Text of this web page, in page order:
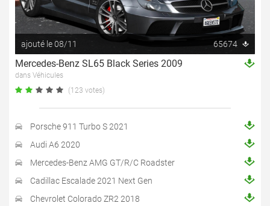
ajouté le 08/11 65674
Mercedes-Benz SL65 Black Series 2009
dans Véhicules
(123 votes)
Porsche 911 Turbo S 2021
Audi A6 2020
Mercedes-Benz AMG GT/R/C Roadster
Cadillac Escalade 2021 Next Gen
Chevrolet Colorado ZR2 2018